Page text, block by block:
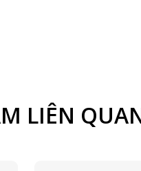
LIÊN